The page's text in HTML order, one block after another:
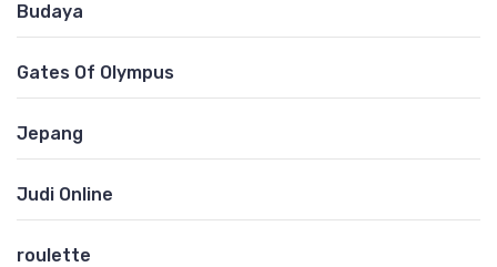
Budaya
Gates Of Olympus
Jepang
Judi Online
roulette